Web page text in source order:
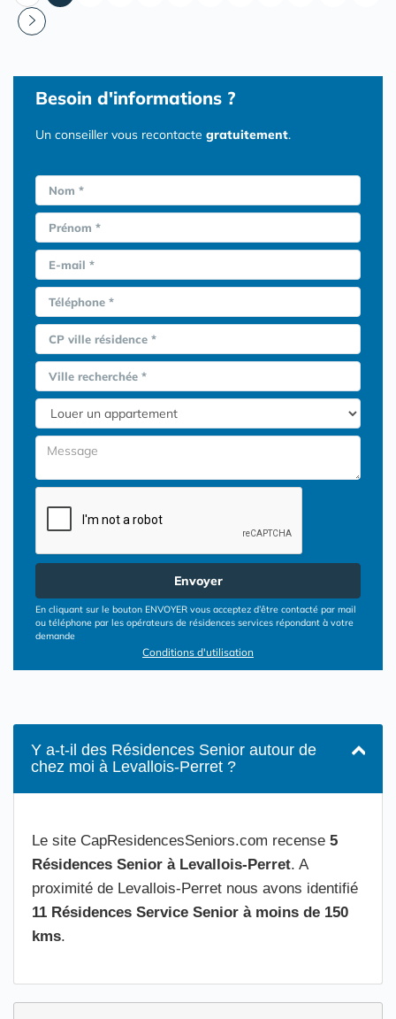
Besoin d'informations ?
Un conseiller vous recontacte gratuitement.
Nom *
Prénom *
E-mail *
Téléphone *
CP ville résidence *
Ville recherchée *
Envoyer
En cliquant sur le bouton ENVOYER vous acceptez d’être contacté par mail
ou téléphone par les opérateurs de résidences services répondant à votre
demande
Conditions d'utilisation
Y a-t-il des Résidences Senior autour de
chez moi à Levallois-Perret ?
Le site CapResidencesSeniors.com recense 5
Résidences Senior à Levallois-Perret. A
proximité de Levallois-Perret nous avons identifié
11 Résidences Service Senior à moins de 150
kms.